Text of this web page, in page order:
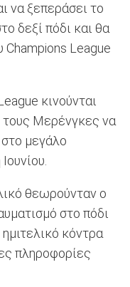
να ξεπεράσει το
δεξί πόδι και θα
Champions League
κινούνται
Μερένγκες να
μεγάλο
θεωρούνταν ο
στο πόδι
κόντρα
πληροφορίες